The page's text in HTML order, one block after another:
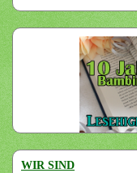
WIR SIND